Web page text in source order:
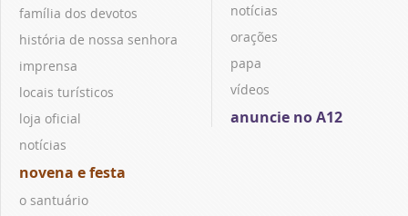
família dos devotos
história de nossa senhora
imprensa
locais turísticos
loja oficial
notícias
novena e festa
o santuário
notícias
orações
papa
vídeos
anuncie no A12